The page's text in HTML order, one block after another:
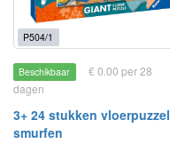
P504/1
Beschikbaar
€ 0.00 per 28
dagen
3+ 24 stukken vloerpuzzel
smurfen